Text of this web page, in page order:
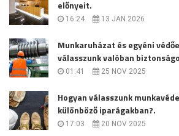
előnyeit.
16:24 13 JAN 2026
Munkaruházat és egyéni
válasszunk valóban
01:41 25 NOV 2025
Hogyan válasszunk
különböző iparágakban?.
17:03 20 NOV 2025